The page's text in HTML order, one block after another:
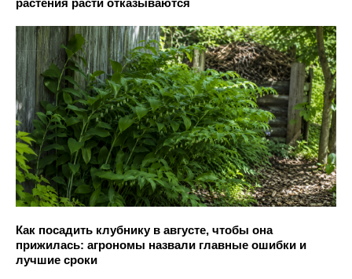
растения расти отказываются
Как посадить клубнику в августе, чтобы она
прижилась: агрономы назвали главные ошибки и
лучшие сроки